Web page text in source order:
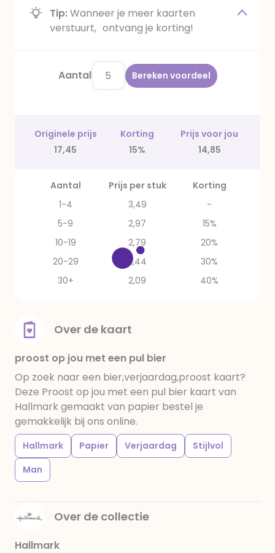
Tip:Wanneer je meer kaarten
verstuurt, ontvang je korting!
Aantal Bereken voordeel
Originele prijs Korting
Prijs voor jou
17,45
15% 14,85
Aantal Prijs per stuk
Korting
1-4
3,49
-
5-9
2,97
15%
10-19
2,79
20%
20-29
2,44
30%
30+
2,09 40%
Over de kaart
proost op jou met een pul bier
Op zoek naar een bier,verjaardag,proost kaart?
Deze Proost op jou met een pul bier kaart van
Hallmark gemaakt van papier bestel je
gemakkelijk bij ons online.
Hallmark Papier Verjaardag
Stijlvol
Man
Over de collectie
Hallmark